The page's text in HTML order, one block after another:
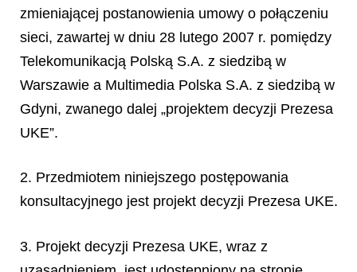
zmieniającej postanowienia umowy o połączeniu
sieci, zawartej w dniu 28 lutego 2007 r. pomiędzy
Telekomunikacją Polską S.A. z siedzibą w
Warszawie a Multimedia Polska S.A. z siedzibą w
Gdyni, zwanego dalej „projektem decyzji Prezesa
UKE”.
2. Przedmiotem niniejszego postępowania
konsultacyjnego jest projekt decyzji Prezesa UKE.
3. Projekt decyzji Prezesa UKE, wraz z